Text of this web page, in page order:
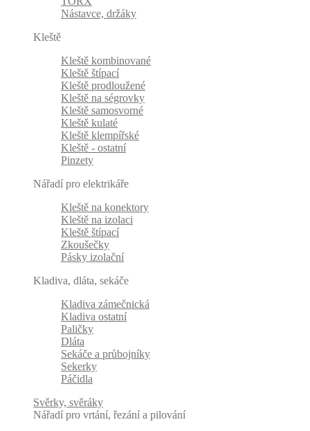
Nástavce, držáky
Kleště
Kleště kombinované
Kleště štípací
Kleště prodloužené
Kleště na ségrovky
Kleště samosvorné
Kleště kulaté
Kleště klempířské
Kleště - ostatní
Pinzety
Nářadí pro elektrikáře
Kleště na konektory
Kleště na izolaci
Kleště štípací
Zkoušečky
Pásky izolační
Kladiva, dláta, sekáče
Kladiva zámečnická
Kladiva ostatní
Paličky
Dláta
Sekáče a průbojníky
Sekerky
Páčidla
Svěrky, svěráky
Nářadí pro vrtání, řezání a pilování